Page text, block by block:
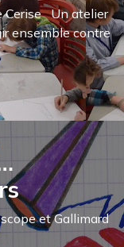
Cerise Un atelier
ensemble contre
et Gallimard